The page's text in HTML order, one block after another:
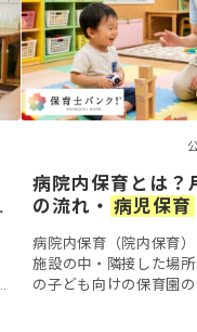
病院内保育とは？
の流れ・ 病児保育
病院内保育（院内保育
施設の中・隣接した場
の子ども向けの保育園